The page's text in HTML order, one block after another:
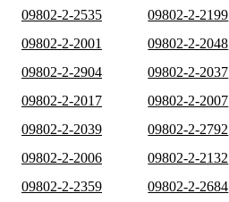
09802-2-2535
09802-2-2199
09802-2-2001
09802-2-2048
09802-2-2904
09802-2-2037
09802-2-2017
09802-2-2007
09802-2-2039
09802-2-2792
09802-2-2006
09802-2-2132
09802-2-2359
09802-2-2684